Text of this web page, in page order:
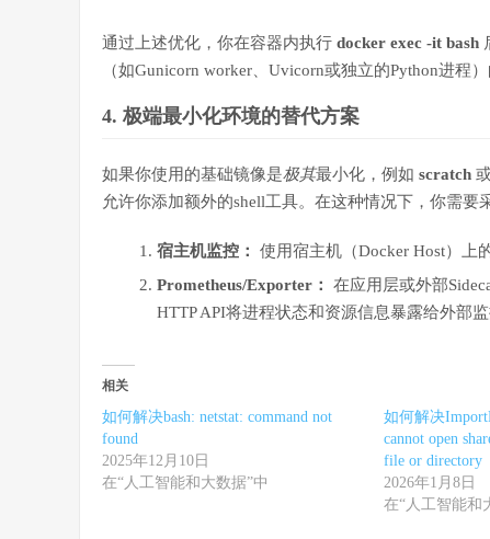
通过上述优化，你在容器内执行 docker exec -it bash
（如Gunicorn worker、Uvicorn或独立的Python进程
4. 极端最小化环境的替代方案
如果你使用的基础镜像是极其最小化，例如 scratch
允许你添加额外的shell工具。在这种情况下，你需要
宿主机监控： 使用宿主机（Docker Host）上
Prometheus/Exporter：
在应用层或外部
HTTP API将进程状态和资源信息暴露给外部
相关
如何解决bash: netstat: command not
found
2025年12月10日
在“人工智能和大数据”中
如何解决
cannot open
file or directory
2026年1月8日
在“人工智能和